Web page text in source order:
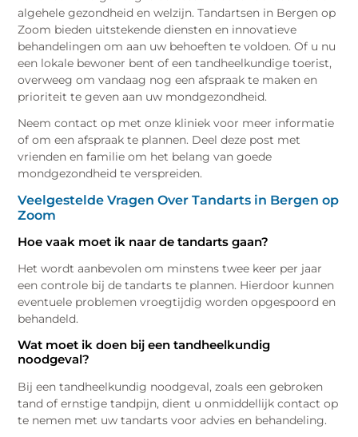
algehele gezondheid en welzijn. Tandartsen in Bergen op
Zoom bieden uitstekende diensten en innovatieve
behandelingen om aan uw behoeften te voldoen. Of u nu
een lokale bewoner bent of een tandheelkundige toerist,
overweeg om vandaag nog een afspraak te maken en
prioriteit te geven aan uw mondgezondheid.
Neem contact op met onze kliniek voor meer informatie
of om een afspraak te plannen. Deel deze post met
vrienden en familie om het belang van goede
mondgezondheid te verspreiden.
Veelgestelde Vragen Over Tandarts in Bergen op
Zoom
Hoe vaak moet ik naar de tandarts gaan?
Het wordt aanbevolen om minstens twee keer per jaar
een controle bij de tandarts te plannen. Hierdoor kunnen
eventuele problemen vroegtijdig worden opgespoord en
behandeld.
Wat moet ik doen bij een tandheelkundig
noodgeval?
Bij een tandheelkundig noodgeval, zoals een gebroken
tand of ernstige tandpijn, dient u onmiddellijk contact op
te nemen met uw tandarts voor advies en behandeling.